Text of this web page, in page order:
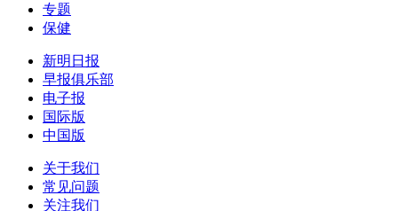
专题
保健
新明日报
早报俱乐部
电子报
国际版
中国版
关于我们
常见问题
关注我们